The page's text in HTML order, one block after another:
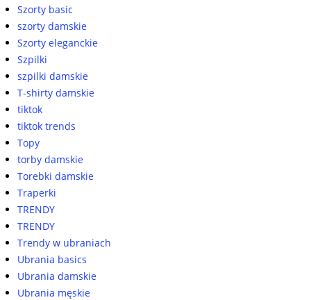
Szorty basic
szorty damskie
Szorty eleganckie
Szpilki
szpilki damskie
T-shirty damskie
tiktok
tiktok trends
Topy
torby damskie
Torebki damskie
Traperki
TRENDY
TRENDY
Trendy w ubraniach
Ubrania basics
Ubrania damskie
Ubrania męskie